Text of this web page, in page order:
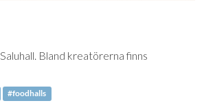
Bland kreatörerna finns
#foodhalls